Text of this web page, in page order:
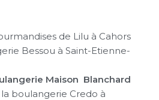
de Lilu à Cahors
Bessou à Saint-Etienne-
Maison Blanchard
boulangerie Credo à